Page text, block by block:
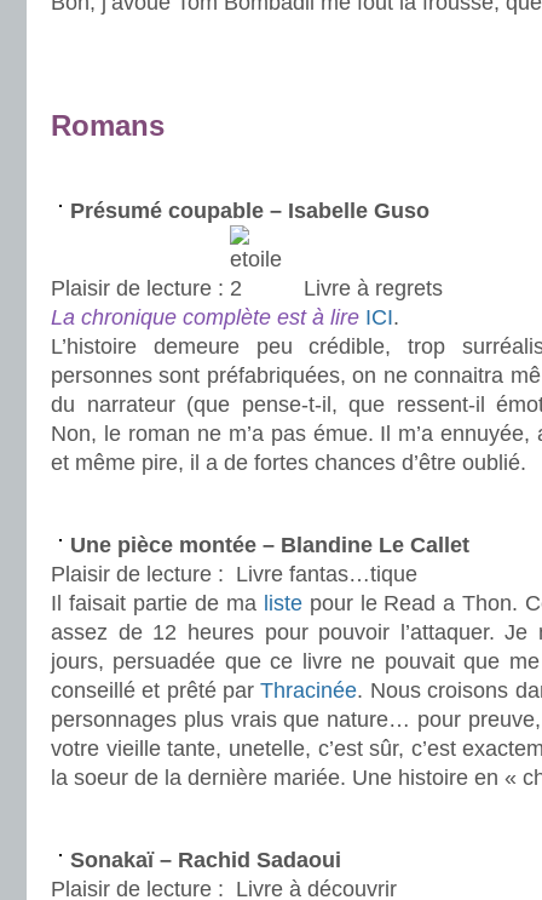
Romans
Présumé coupable – Isabelle Guso
Plaisir de lecture :
Livre à regrets
La chronique complète est à lire ICI.
L’histoire demeure peu crédible, trop
personnes sont préfabriquées, on ne connaitra
du narrateur (que pense-t-il, que ressent-il
Non, le roman ne m’a pas émue. Il m’a
et même pire, il a de fortes chances d’être oublié.
Une pièce montée – Blandine Le Callet
Plaisir de lecture : Livre fantas…tique
Il faisait partie de ma listepour le Read a Thon.
assez de 12 heures pour pouvoir l’attaquer. Je
jours, persuadée que ce livre ne pouvait que
conseillé et prêté parThracinée. Nous croisons
personnages plus vrais que nature… pour
votre vieille tante, unetelle, c’est sûr, c’est
la soeur de la dernière mariée. Une histoire en «
Sonakaï – Rachid Sadaoui
Plaisir de lecture : Livre à découvrir